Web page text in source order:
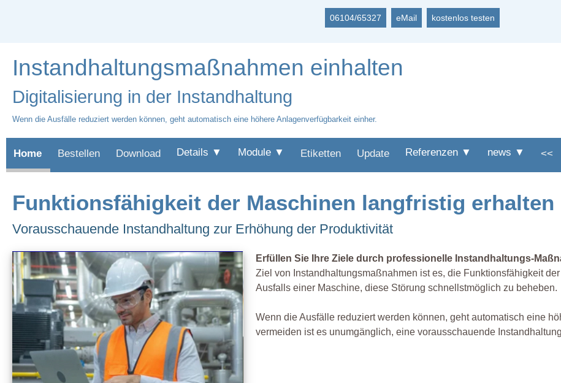
06104/65327 eMail kostenlos testen
Instandhaltungsmaßnahmen einhalten
Digitalisierung in der Instandhaltung
Wenn die Ausfälle reduziert werden können, geht automatisch eine höhere Anlagenverfügbarkeit einher.
Home Bestellen Download Details ▼ Module ▼ Etiketten Update Referenzen ▼ news ▼ <<
Funktionsfähigkeit der Maschinen langfristig erhalten
Vorausschauende Instandhaltung zur Erhöhung der Produktivität
Erfüllen Sie Ihre Ziele durch professionelle Instandhaltungs-
Ziel von Instandhaltungsmaßnahmen ist es, die Funktionsfähigkeit
Ausfalls einer Maschine, diese Störung schnellstmöglich zu beheben.
Wenn die Ausfälle reduziert werden können, geht automatisch eine
vermeiden ist es unumgänglich, eine vorausschauende